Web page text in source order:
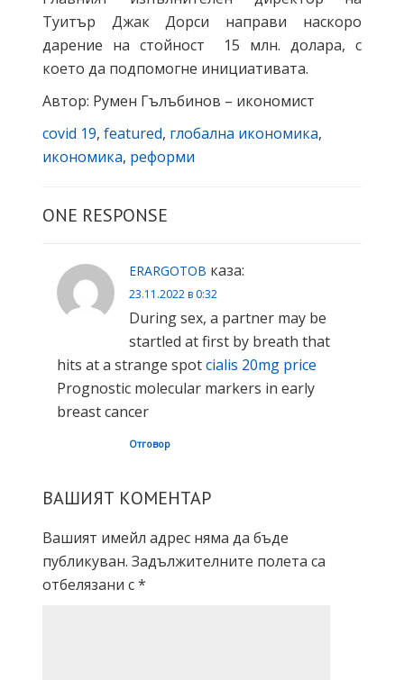
Туитър Джак Дорси направи наскоро
дарение на стойност 15 млн. долара, с
което да подпомогне инициативата.
Автор: Румен Гълъбинов – икономист
covid 19, featured, глобална икономика,
икономика, реформи
ONE RESPONSE
ERARGOTOB каза:
23.11.2022 в 0:32
During sex, a partner may be
startled at first by breath that
hits at a strange spotcialis 20mg price
Prognostic molecular markers in early
breast cancer
Отговор
ВАШИЯТ КОМЕНТАР
Вашият имейл адрес няма да бъде
публикуван. Задължителните полета са
отбелязани с*